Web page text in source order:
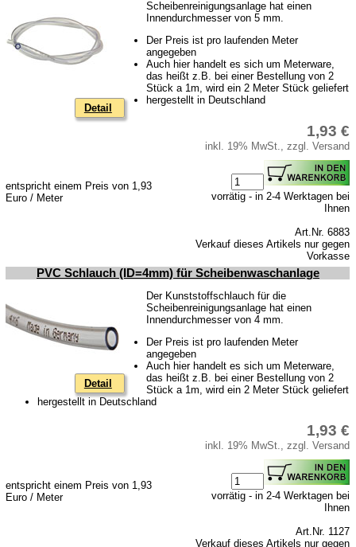
Detail
Scheibenreinigungsanlage hat einen
Innendurchmesser von 5 mm.
Der Preis ist pro laufenden Meter
angegeben
Auch hier handelt es sich um Meterware,
das heißt z.B. bei einer Bestellung von 2
Stück a 1m, wird ein 2 Meter Stück geliefert
hergestellt in Deutschland
entspricht einem Preis von 1,93
Euro / Meter
1,93 €
inkl. 19% MwSt., zzgl. Versand
vorrätig - in 2-4 Werktagen bei
Ihnen
Art.Nr. 6883
Verkauf dieses Artikels nur gegen
Vorkasse
PVC Schlauch (ID=4mm) für Scheibenwaschanlage
Detail
Der Kunststoffschlauch für die
Scheibenreinigungsanlage hat einen
Innendurchmesser von 4 mm.
Der Preis ist pro laufenden Meter
angegeben
Auch hier handelt es sich um Meterware,
das heißt z.B. bei einer Bestellung von 2
Stück a 1m, wird ein 2 Meter Stück geliefert
hergestellt in Deutschland
entspricht einem Preis von 1,93
Euro / Meter
1,93 €
inkl. 19% MwSt., zzgl. Versand
vorrätig - in 2-4 Werktagen bei
Ihnen
Art.Nr. 1127
Verkauf dieses Artikels nur gegen